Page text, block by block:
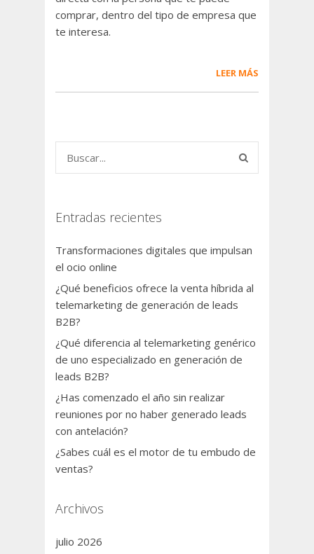
comprar, dentro del tipo de empresa que
te interesa.
LEER MÁS
Entradas recientes
Transformaciones digitales que impulsan
el ocio online
¿Qué beneficios ofrece la venta híbrida al
telemarketing de generación de leads
B2B?
¿Qué diferencia al telemarketing genérico
de uno especializado en generación de
leads B2B?
¿Has comenzado el año sin realizar
reuniones por no haber generado leads
con antelación?
¿Sabes cuál es el motor de tu embudo de
ventas?
Archivos
julio 2026